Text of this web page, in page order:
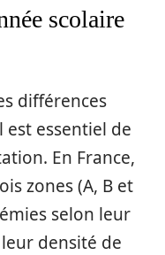
scolaire
différences
est essentiel de
En France,
zones (A, B et
selon leur
densité de